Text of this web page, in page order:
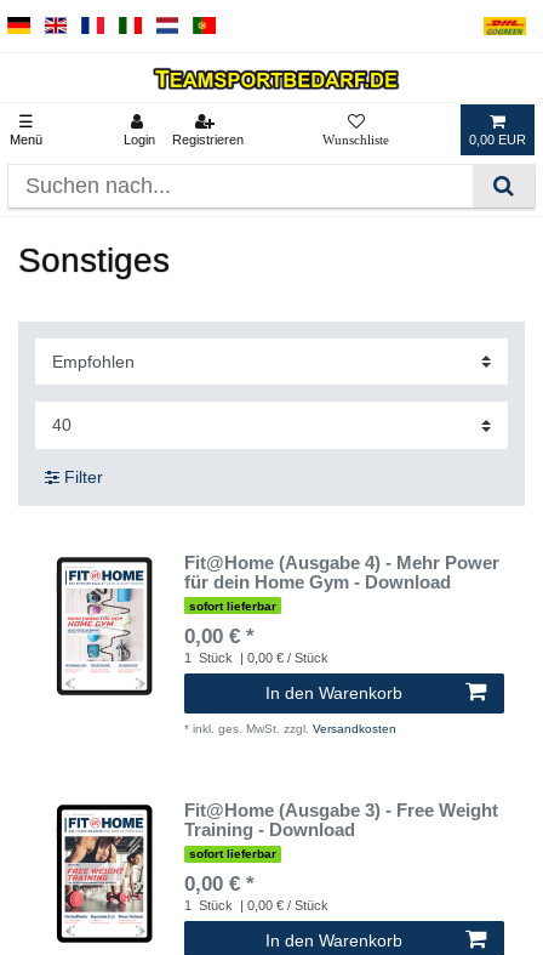
☰
Menü Login Registrieren 0,00 EUR
Sonstiges
Filter
Fit@Home (Ausgabe 4) - Mehr Power
für dein Home Gym - Download
sofort lieferbar
0,00 € *
1 Stück | 0,00 € / Stück
In den Warenkorb
* inkl. ges. MwSt. zzgl. Versandkosten
Fit@Home (Ausgabe 3) - Free Weight
Training - Download
sofort lieferbar
0,00 € *
1 Stück | 0,00 € / Stück
In den Warenkorb